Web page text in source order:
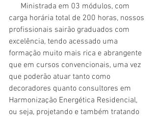
carga horária total de 200 horas, nossos
profissionais sairão graduados com
excelência, tendo acessado uma
formação muito mais rica e abrangente
que em cursos convencionais, uma vez
que poderão atuar tanto como
decoradores quanto consultores em
Harmonização Energética Residencial,
ou seja, projetando e também tratando